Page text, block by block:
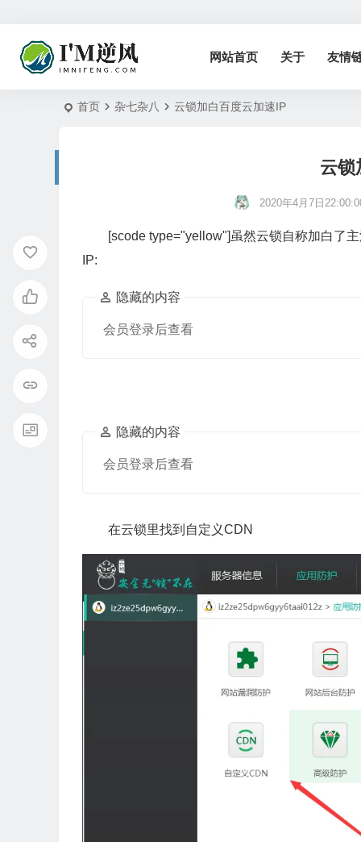
网站首页 关于 友情
首页 杂七杂八 云锁加白百度云加速IP
云锁
2020年4月7日
[scode type="yellow"]虽然云锁自称加白了
IP:
隐藏的内容
会员登录后查看
隐藏的内容
会员登录后查看
在云锁里找到 自定义CDN